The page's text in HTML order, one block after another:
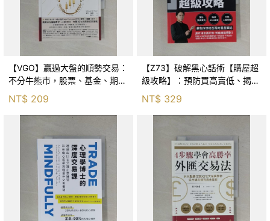
【VGO】贏過大盤的順勢交易：
不分牛熊市，股票、基金、期
貨、債券都能賺，14位頂尖操盤
手締造超額報酬的獲利紀律_麥
可．卡威爾, Micha
NT$ 209
【Z73】破解黑心話術【購屋超
級攻略】：預防買高賣低、揭露
30大話術、不怕上當受騙，避
免你慘賠百萬的置產筆記_李昌
鵬（Zack）
NT$ 329